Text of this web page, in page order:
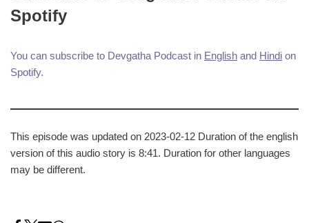
Spotify
You can subscribe to Devgatha Podcast in English and Hindi on
Spotify.
This episode was updated on 2023-02-12 Duration of the english
version of this audio story is 8:41. Duration for other languages
may be different.